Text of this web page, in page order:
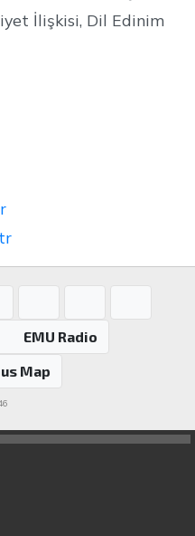
İlişkisi, Dil Edinim
EMU Radio
Map